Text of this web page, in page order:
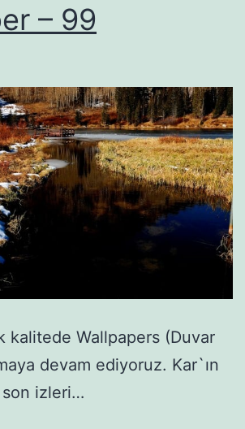
– 99
kalitede Wallpapers (Duvar
devam ediyoruz. Kar`ın
son izleri…